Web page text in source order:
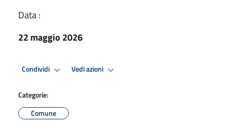
Data :
22 maggio 2026
Condividi Vedi azioni
Categorie:
Comune